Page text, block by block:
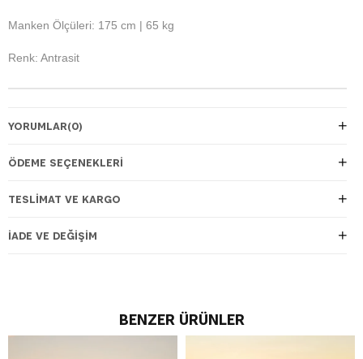
Manken Ölçüleri: 175 cm | 65 kg
Renk: Antrasit
YORUMLAR(0)
ÖDEME SEÇENEKLERI
TESLIMAT VE KARGO
İADE VE DEĞIŞIM
BENZER ÜRÜNLER